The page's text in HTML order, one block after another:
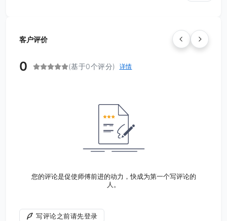
客户评价
0 (基于0个评分) 详情
您的评论是促使师傅前进的动力，快成为第一个写评论的
人。
写评论之前请先登录